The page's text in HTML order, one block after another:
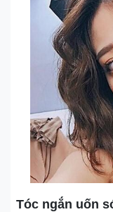
Tóc ngắn uốn